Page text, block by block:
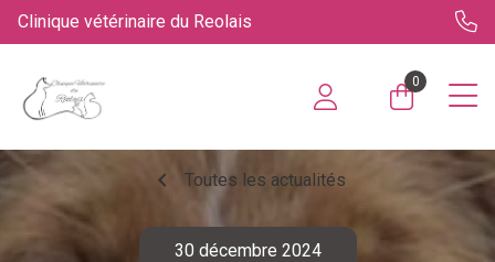
Clinique vétérinaire du Reolais
0
chevron_left Toutes les actualités
30 décembre 2024